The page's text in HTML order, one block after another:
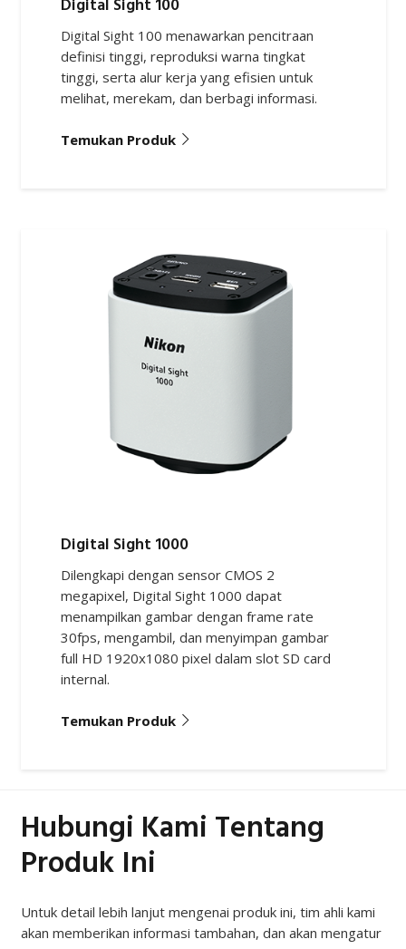
definisi tinggi, reproduksi warna tingkat
tinggi, serta alur kerja yang efisien untuk
melihat, merekam, dan berbagi informasi.
megapixel, Digital Sight 1000 dapat
menampilkan gambar dengan frame rate
30fps, mengambil, dan menyimpan gambar
full HD 1920x1080 pixel dalam slot SD card
internal.
Hubungi Kami Tentang
Produk Ini
akan memberikan informasi tambahan, dan akan mengatur
kunjungan ke lokasi Anda bila diperlukan.